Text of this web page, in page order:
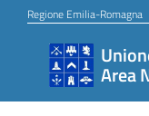
Vai al contenuto
Vai alla navigazione
Vai al footer
Regione Emilia-Romagna
Area
Unione
Comuni